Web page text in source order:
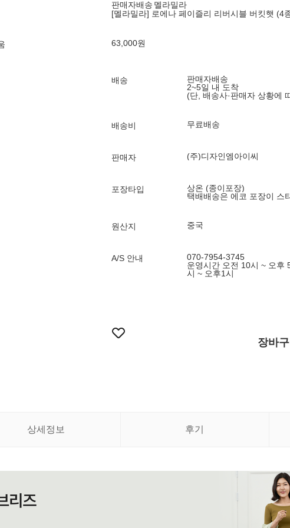
판매자배송 멜라밀라
[멜라밀라] 로에나 페이즐리 리버시블 버킷햇 (4
63,000원
배송
판매자배송
2~5일 내 도착
(단, 배송사·판매자 상황에
배송비 무료배송
판매자 (주)디자인엠아이씨
포장타입
상온 (종이포장)
택배배송은 에코 포장이 스
원산지 중국
A/S 안내
070-7954-3745
운영시간 오전 10시 ~ 오후
시 ~ 오후1시
장바
상세정보 후기